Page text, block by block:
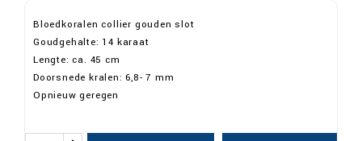
Bloedkoralen collier gouden slot
Goudgehalte: 14 karaat
Lengte: ca. 45 cm
Doorsnede kralen: 6,8- 7 mm
Opnieuw geregen